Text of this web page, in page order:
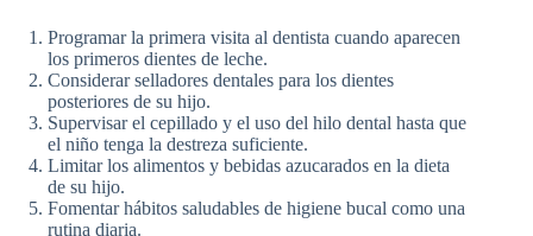
Programar la primera visita al dentista cuando aparecen
los primeros dientes de leche.
Considerar selladores dentales para los dientes
posteriores de su hijo.
Supervisar el cepillado y el uso del hilo dental hasta que
el niño tenga la destreza suficiente.
Limitar los alimentos y bebidas azucarados en la dieta
de su hijo.
Fomentar hábitos saludables de higiene bucal como una
rutina diaria.